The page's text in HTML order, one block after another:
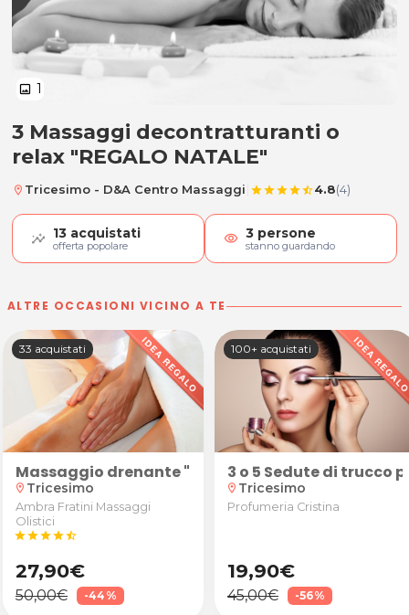
image 1
3 Massaggi decontratturanti o
3 Massaggi decontratturanti o
relax "REGALO NATALE"
location_on Tricesimo - D&A Centro Massaggi starstarstarstarstar_half4.8(4)
13 acquistati
offerta popolare visibility 3 persone
stanno guardando
ALTRE OCCASIONI VICINO A TE
zone a scelta tra addome, glutei, cosce, retro
di cocco o mandarino della durata di 60' o
33 acquistati
Massaggio drenante "Fresh"
location_on Tricesimo
Ambra Fratini Massaggi
Olistici
starstarstarstarstar_half
27,90€
50,00€ -44%
100+ acquistati
3 o 5 Sedute di trucco
location_on Tricesimo
Profumeria Cristina
19,90€
45,00€ -56%